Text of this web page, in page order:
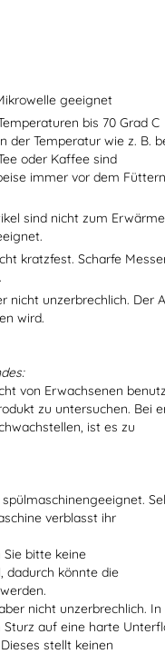
geeignet
bis 70 Grad C
der Temperatur wie z. B.
oder Kaffee sind
immer vor dem
sind nicht zum
kratzfest. Scharfe
nicht unzerbrechlich. Der
wird.
von Erwachsenen
zu untersuchen. Bei
ist es zu
verblasst ihr
bitte keine
dadurch könnte die
nicht unzerbrechlich. In
auf eine harte
stellt keinen